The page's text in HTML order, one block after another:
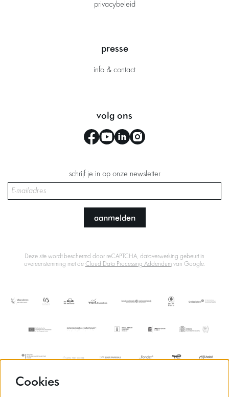
privacybeleid
presse
info & contact
volg ons
schrijf je in op onze newsletter
aanmelden
Deze site wordt beschermd door reCAPTCHA, dataverwerking gebeurt in
overeenstemming met de Cloud Data Processing Addendumvan Google.
Cookies